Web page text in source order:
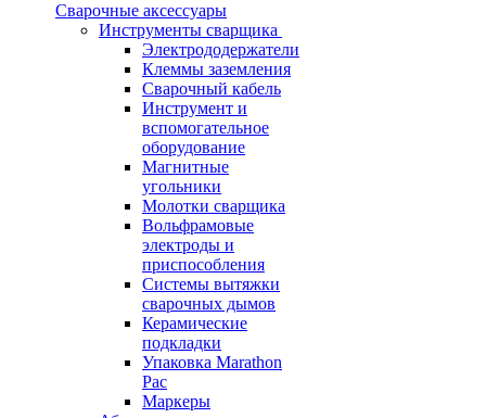
Сварочные аксессуары
Инструменты сварщика
Электрододержатели
Клеммы заземления
Сварочный кабель
Инструмент и
вспомогательное
оборудование
Магнитные
угольники
Молотки сварщика
Вольфрамовые
электроды и
приспособления
Системы вытяжки
сварочных дымов
Керамические
подкладки
Упаковка Marathon
Pac
Маркеры